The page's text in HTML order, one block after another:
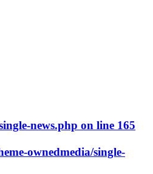
news.php on line 165
ownedmedia/single-